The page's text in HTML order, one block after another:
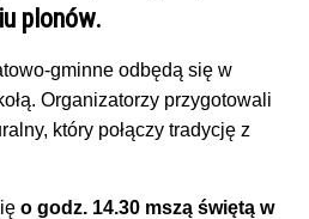
plonów.
gminne odbędą się w
Organizatorzy przygotowali
który połączy tradycję z
o godz. 14.30 mszą świętą w